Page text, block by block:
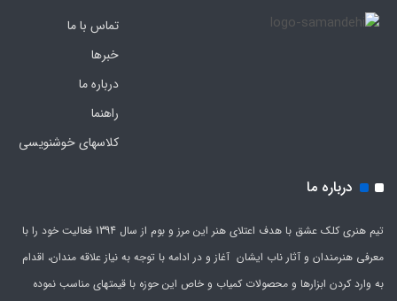
تماس با ما
خبرها
درباره ما
راهنما
کلاسهای خوشنویسی
درباره ما
تیم هنری کلک عشق با هدف اعتلای هنر این مرز و بوم از سال 1394 فعالیت خود را با
معرفی هنرمندان و آثار ناب ایشان آغاز و در ادامه با توجه به نیاز علاقه مندان، اقدام
به وارد کردن ابزارها و محصولات کمیاب و خاص این حوزه با قیمتهای مناسب نموده